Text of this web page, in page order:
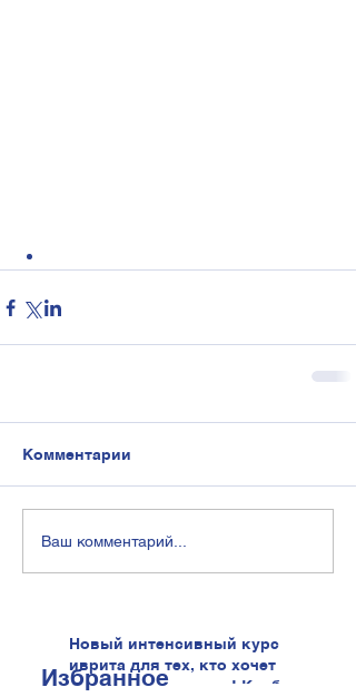
Комментарии
Ваш комментарий...
Новый интенсивный курс
иврита для тех, кто хочет
говорить увереннее! Клуб
Избранное